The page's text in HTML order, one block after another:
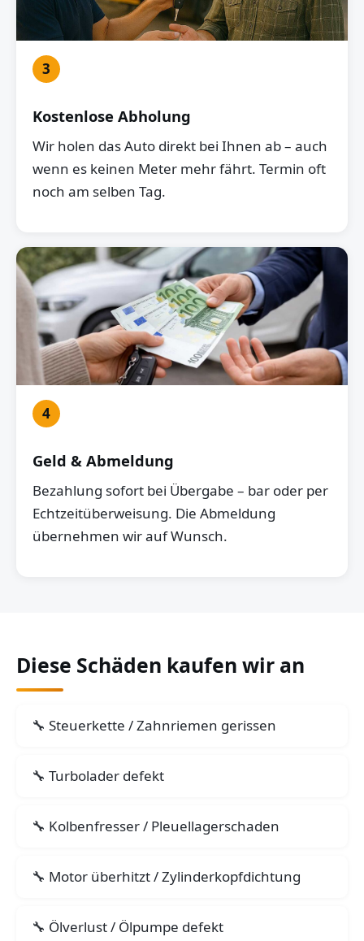
3
Kostenlose Abholung
Wir holen das Auto direkt bei Ihnen ab – auch
wenn es keinen Meter mehr fährt. Termin oft
noch am selben Tag.
4
Geld & Abmeldung
Bezahlung sofort bei Übergabe – bar oder per
Echtzeitüberweisung. Die Abmeldung
übernehmen wir auf Wunsch.
Diese Schäden kaufen wir an
Steuerkette / Zahnriemen gerissen
Turbolader defekt
Kolbenfresser / Pleuellagerschaden
Motor überhitzt / Zylinderkopfdichtung
Ölverlust / Ölpumpe defekt